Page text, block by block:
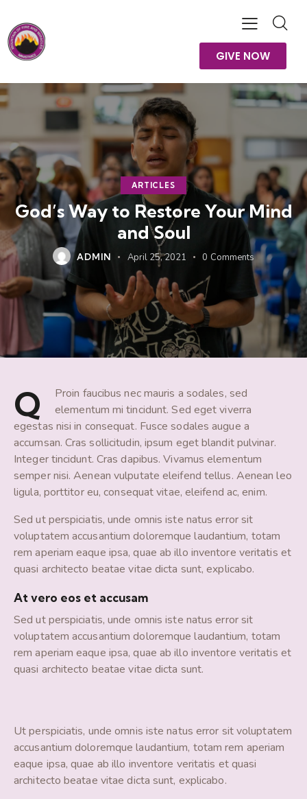
GIVE NOW
ARTICLES
God’s Way to Restore Your Mind
and Soul
ADMIN April 25, 2021 0 Comments
Q
Proin faucibus nec mauris a sodales, sed
elementum mi tincidunt. Sed eget viverra
egestas nisi in consequat. Fusce sodales augue a
accumsan. Cras sollicitudin, ipsum eget blandit pulvinar.
Integer tincidunt. Cras dapibus. Vivamus elementum
semper nisi. Aenean vulputate eleifend tellus. Aenean leo
ligula, porttitor eu, consequat vitae, eleifend ac, enim.
Sed ut perspiciatis, unde omnis iste natus error sit
voluptatem accusantium doloremque laudantium, totam
rem aperiam eaque ipsa, quae ab illo inventore veritatis et
quasi architecto beatae vitae dicta sunt, explicabo.
At vero eos et accusam
Sed ut perspiciatis, unde omnis iste natus error sit
voluptatem accusantium doloremque laudantium, totam
rem aperiam eaque ipsa, quae ab illo inventore veritatis et
quasi architecto beatae vitae dicta sunt.
Ut perspiciatis, unde omnis iste natus error sit voluptatem
accusantium doloremque laudantium, totam rem aperiam
eaque ipsa, quae ab illo inventore veritatis et quasi
architecto beatae vitae dicta sunt, explicabo.